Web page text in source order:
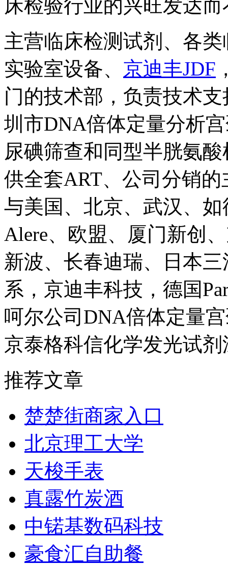
床检验行业的兴旺发达
主营临床检测试剂、各
实验室设备、 京迪丰JDF
门的技术部，负责技术
圳市DNA倍体定量分析
尿碘筛查和同型半胱氨
供全套ART、公司分销
与美国、北京、武汉、如
Alere、欧盟、厦门新创
新波、长春迪瑞、日本
系，京迪丰科技，德国
呵尔公司DNA倍体定量
京泰格科信化学发光试
推荐文章
楚楚街商家入口
北京理工大学
天梭手表
真露竹炭酒
中锘基数码科技
豪食汇自助餐